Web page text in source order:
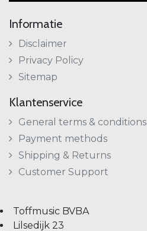
Informatie
Disclaimer
Privacy Policy
Sitemap
Klantenservice
General terms & conditions
Payment methods
Shipping & Returns
Customer Support
Toffmusic BVBA
Lilsedijk 23